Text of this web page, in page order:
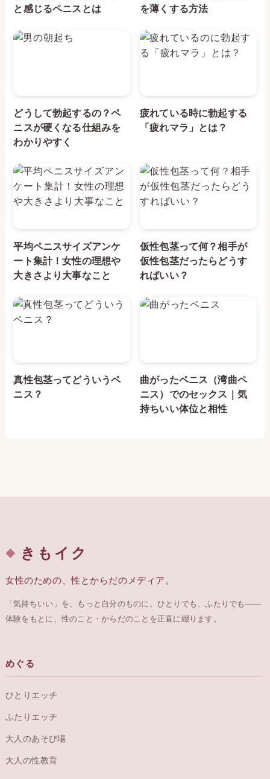
と感じるペニスとは
を薄くする方法
どうして勃起するの？ペ
ニスが硬くなる仕組みを
わかりやすく
疲れている時に勃起する
「疲れマラ」とは？
平均ペニスサイズアンケ
ート集計！女性の理想や
大きさより大事なこと
仮性包茎って何？相手が
仮性包茎だったらどうす
ればいい？
真性包茎ってどういうペ
ニス？
曲がったペニス（湾曲ペ
ニス）でのセックス｜気
持ちいい体位と相性
きもイク
女性のための、性とからだのメディア。
「気持ちいい」を、もっと自分のものに。ひとりでも、ふたりでも——
体験をもとに、性のこと・からだのことを正直に綴ります。
めぐる
ひとりエッチ
ふたりエッチ
大人のあそび場
大人の性教育